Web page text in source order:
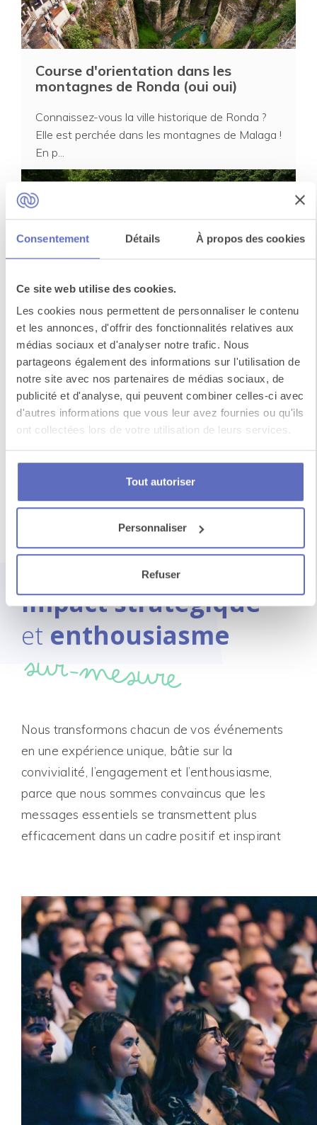
Consentement Détails À propos des cookies
Ce site web utilise des cookies.
Les cookies nous permettent de personnaliser le contenu
et les annonces, d'offrir des fonctionnalités relatives aux
médias sociaux et d'analyser notre trafic. Nous
partageons également des informations sur l'utilisation de
notre site avec nos partenaires de médias sociaux, de
publicité et d'analyse, qui peuvent combiner celles-ci avec
d'autres informations que vous leur avez fournies ou qu'ils
ont collectées lors de votre utilisation de leurs services.
Tout autoriser
Personnaliser
Refuser
Course d'orientation dans les
montagnes de Ronda (oui oui)
Connaissez-vous la ville historique de Ronda ?
Elle est perchée dans les montagnes de Malaga !
En p...
Mario kart grandeur nature
Vous raffolez de Mario Kart et vous rêvez de
construire votre propre véhicule ? Voilà l'activité
qu'...
Voir toutes les activités
Un événement
qui rassemble
impact stratégique
etenthousiasme
sur-mesure
Nous transformons chacun de vos événements
en une expérience unique, bâtie sur la
convivialité, l’engagement et l’enthousiasme,
parce que nous sommes convaincus que les
messages essentiels se transmettent plus
efficacement dans un cadre positif et inspirant